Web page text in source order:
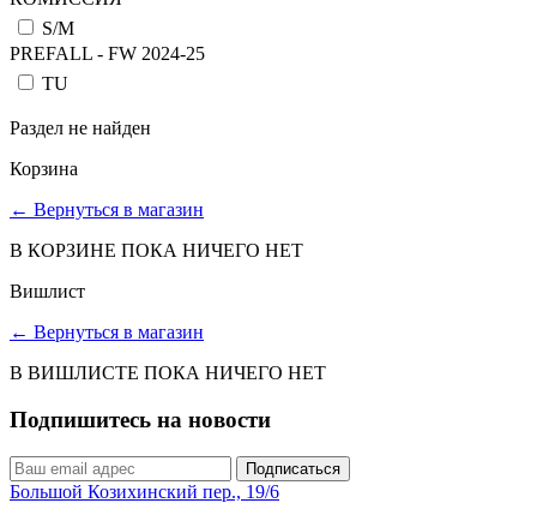
S/M
PREFALL - FW 2024-25
TU
Раздел не найден
Корзина
← Вернуться в магазин
В КОРЗИНЕ ПОКА НИЧЕГО НЕТ
Вишлист
← Вернуться в магазин
В ВИШЛИСТЕ ПОКА НИЧЕГО НЕТ
Подпишитесь на новости
Подписаться
Большой Козихинский пер., 19/6